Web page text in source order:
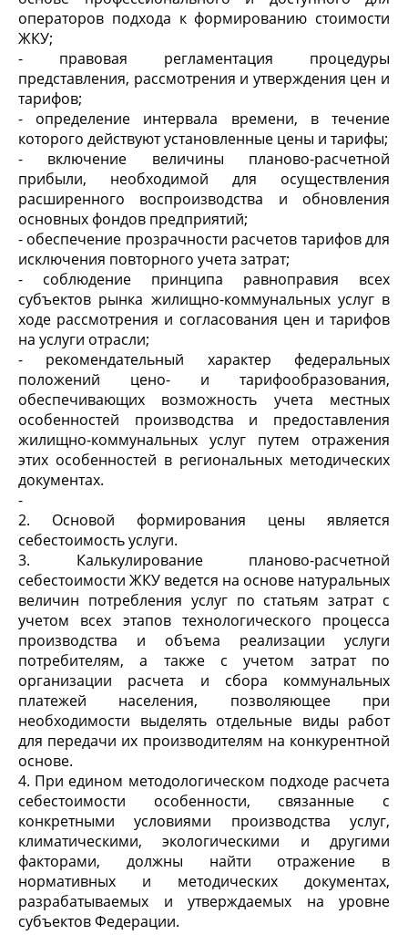
операторов подхода к формированию стоимости
ЖКУ;
- правовая регламентация процедуры
представления, рассмотрения и утверждения цен и
тарифов;
- определение интервала времени, в течение
которого действуют установленные цены и тарифы;
- включение величины планово-расчетной
прибыли, необходимой для осуществления
расширенного воспроизводства и обновления
основных фондов предприятий;
- обеспечение прозрачности расчетов тарифов для
исключения повторного учета затрат;
- соблюдение принципа равноправия всех
субъектов рынка жилищно-коммунальных услуг в
ходе рассмотрения и согласования цен и тарифов
на услуги отрасли;
- рекомендательный характер федеральных
положений цено- и тарифообразования,
обеспечивающих возможность учета местных
особенностей производства и предоставления
жилищно-коммунальных услуг путем отражения
этих особенностей в региональных методических
документах.
-
2. Основой формирования цены является
себестоимость услуги.
3. Калькулирование планово-расчетной
себестоимости ЖКУ ведется на основе натуральных
величин потребления услуг по статьям затрат с
учетом всех этапов технологического процесса
производства и объема реализации услуги
потребителям, а также с учетом затрат по
организации расчета и сбора коммунальных
платежей населения, позволяющее при
необходимости выделять отдельные виды работ
для передачи их производителям на конкурентной
основе.
4. При едином методологическом подходе расчета
себестоимости особенности, связанные с
конкретными условиями производства услуг,
климатическими, экологическими и другими
факторами, должны найти отражение в
нормативных и методических документах,
разрабатываемых и утверждаемых на уровне
субъектов Федерации.